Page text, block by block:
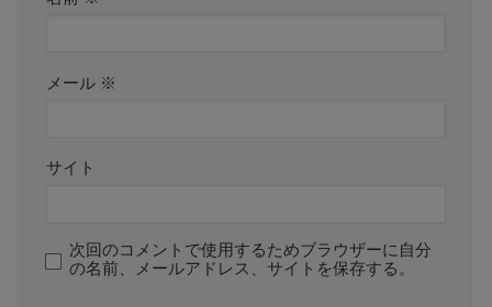
メール ※
サイト
次回のコメントで使用するためブラウザーに自分
の名前、メールアドレス、サイトを保存する。